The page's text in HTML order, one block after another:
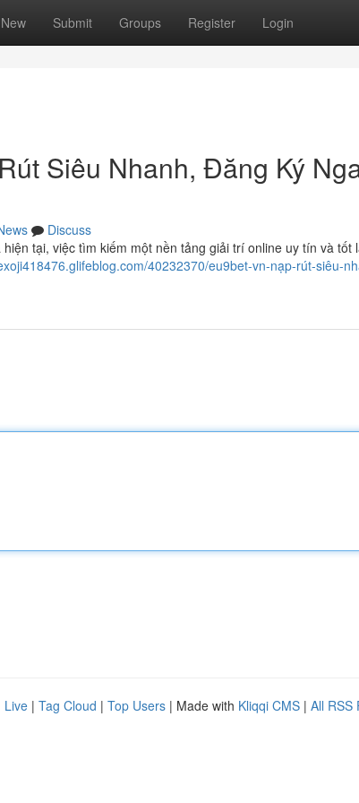
New Submit Groups Register Login
Siêu Nhanh, Đăng Ký
Discuss
tại, việc tìm kiếm một nền tảng giải trí online uy tín và tốt
40232370/eu9bet-vn-nạp-rút-siêu-
Live | Tag Cloud | Top Users | Made with Kliqqi CMS | All RSS